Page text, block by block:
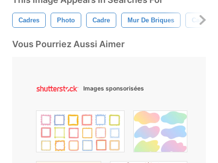
Cadres Photo Cadre Mur De Briques Cadre
Vous Pourriez Aussi Aimer
Images sponsorisées